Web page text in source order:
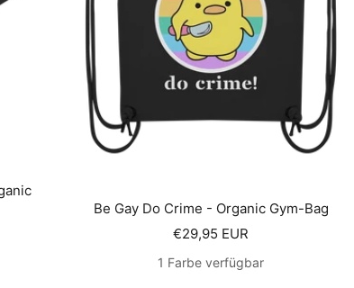
Be Gay Do Crime - Organic Gym-Bag
Angebotspreis
€29,95 EUR
1 Farbe verfügbar